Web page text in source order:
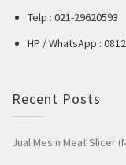
Telp : 021-29620593
HP / WhatsApp :
Recent Posts
Jual Mesin Meat Slicer